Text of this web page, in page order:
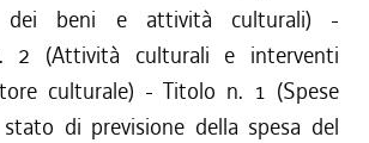
dei beni e attività culturali) -
2 (Attività culturali e interventi
culturale) - Titolo n. 1 (Spese
di previsione della spesa del